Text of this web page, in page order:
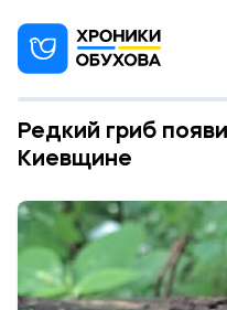
Редкий гриб
Киевщине